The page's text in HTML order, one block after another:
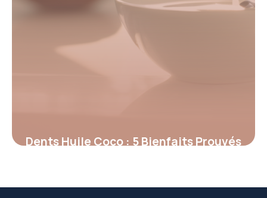
Dents Huile Coco : 5 Bienfaits Prouvés